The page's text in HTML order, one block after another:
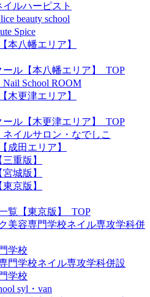
イルハーピスト
beauty school
Spice
本八幡エリア】
ール【本八幡エリア】_TOP
Nail School ROOM
木更津エリア】
ール【木更津エリア】_TOP
ネイルサロン・なでしこ
成田エリア】
重版】
城版】
京版】
覧【東京版】_TOP
美容専門学校ネイル専攻学科併
学校
門学校ネイル専攻学科併設
学校
syl・van